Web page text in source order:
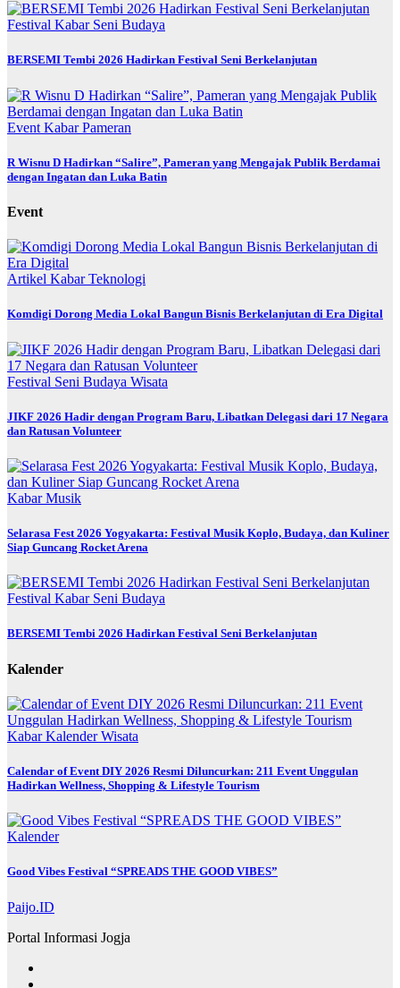
Festival Kabar Seni Budaya
BERSEMI Tembi 2026 Hadirkan Festival Seni Berkelanjutan
Event KabarPameran
R Wisnu D Hadirkan “Salire”, Pameran yang Mengajak Publik Berdamai
dengan Ingatan dan Luka Batin
Event
Artikel KabarTeknologi
Komdigi Dorong Media Lokal Bangun Bisnis Berkelanjutan di Era Digital
Festival Seni Budaya Wisata
JIKF 2026 Hadir dengan Program Baru, Libatkan Delegasi dari 17 Negara
dan Ratusan Volunteer
KabarMusik
Selarasa Fest 2026 Yogyakarta: Festival Musik Koplo, Budaya, dan Kuliner
Siap Guncang Rocket Arena
Festival Kabar Seni Budaya
BERSEMI Tembi 2026 Hadirkan Festival Seni Berkelanjutan
Kalender
KabarKalenderWisata
Calendar of Event DIY 2026 Resmi Diluncurkan: 211 Event Unggulan
Hadirkan Wellness, Shopping & Lifestyle Tourism
Kalender
Good Vibes Festival “SPREADS THE GOOD VIBES”
Paijo.ID
Portal Informasi Jogja